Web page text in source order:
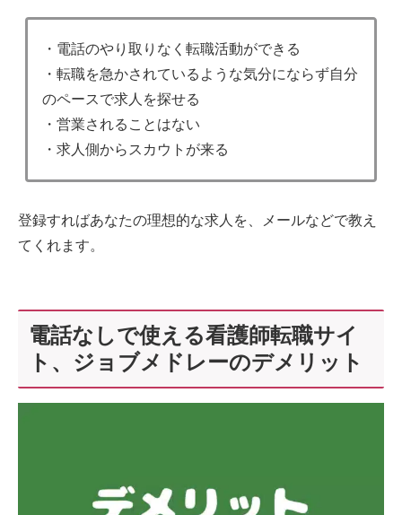
・電話のやり取りなく転職活動ができる
・転職を急かされているような気分にならず自分
のペースで求人を探せる
・営業されることはない
・求人側からスカウトが来る
登録すればあなたの理想的な求人を、メールなどで教え
てくれます。
電話なしで使える看護師転職サイ
ト、ジョブメドレーのデメリット